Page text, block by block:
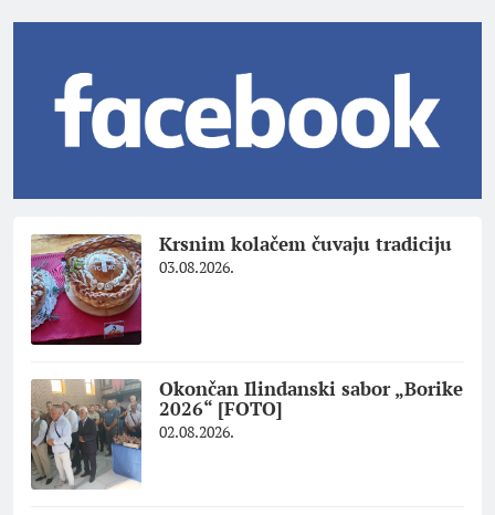
Krsnim kolačem čuvaju tradiciju
03.08.2026.
Okončan Ilindanski sabor „Borike
2026“ [FOTO]
02.08.2026.